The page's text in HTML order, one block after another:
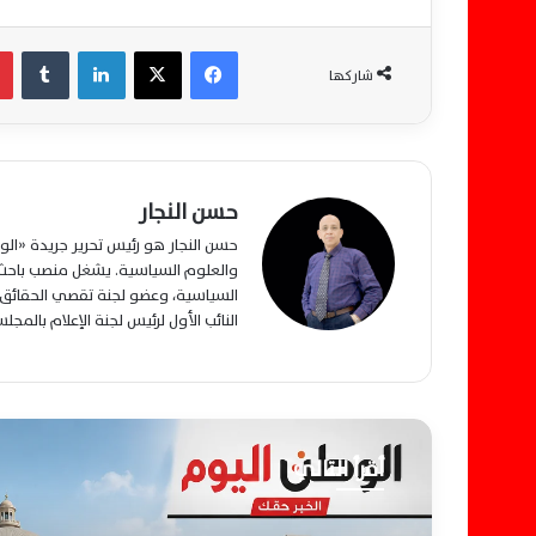
شاركها
فيسبوك ‫X لينكدإن
حسن النجار
حسن النجار هو رئيس تحرير جريدة
والعلوم السياسية. يشغل منصب
السياسية، وعضو لجنة تقصي
النائب الأول لرئيس لجنة الإعلام
أقرأ التالي